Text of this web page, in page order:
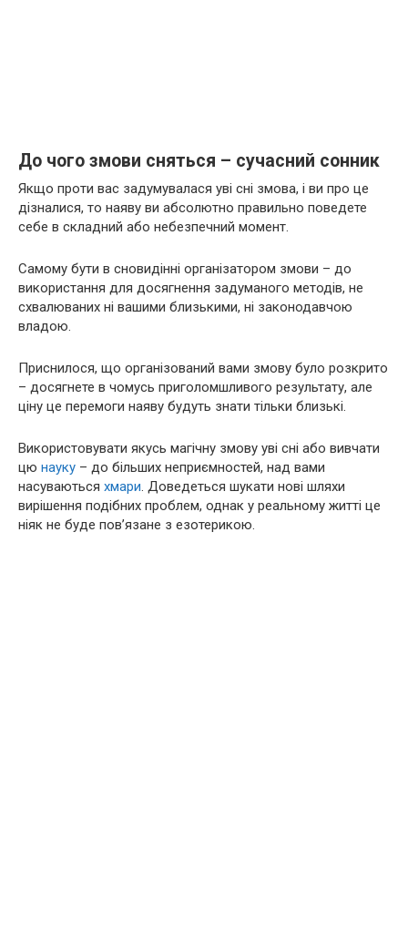
До чого змови сняться – сучасний сонник
Якщо проти вас задумувалася уві сні змова, і ви про це
дізналися, то наяву ви абсолютно правильно поведете
себе в складний або небезпечний момент.
Самому бути в сновидінні організатором змови – до
використання для досягнення задуманого методів, не
схвалюваних ні вашими близькими, ні законодавчою
владою.
Приснилося, що організований вами змову було розкрито
– досягнете в чомусь приголомшливого результату, але
ціну це перемоги наяву будуть знати тільки близькі.
Використовувати якусь магічну змову уві сні або вивчати
цю науку – до більших неприємностей, над вами
насуваються хмари. Доведеться шукати нові шляхи
вирішення подібних проблем, однак у реальному житті це
ніяк не буде пов’язане з езотерикою.